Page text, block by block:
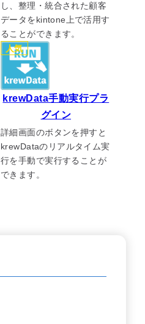
し、整理・統合された顧客
データをkintone上で活用す
ることができます。
人気
krewData手動実行プラ
グイン
詳細画面のボタンを押すと
krewDataのリアルタイム実
行を手動で実行することが
できます。